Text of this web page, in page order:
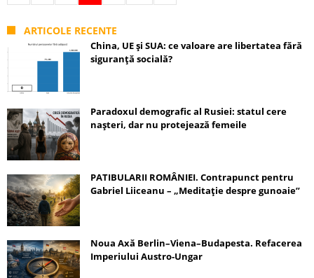
ARTICOLE RECENTE
China, UE și SUA: ce valoare are libertatea fără
siguranță socială?
Paradoxul demografic al Rusiei: statul cere
nașteri, dar nu protejează femeile
PATIBULARII ROMÂNIEI. Contrapunct pentru
Gabriel Liiceanu – „Meditație despre gunoaie”
Noua Axă Berlin–Viena–Budapesta. Refacerea
Imperiului Austro-Ungar